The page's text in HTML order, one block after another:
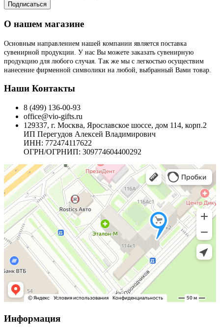
Подписаться
О нашем магазине
Основным направлением нашей компании является поставка
сувенирной продукции. У нас Вы можете заказать сувенирную
продукцию для любого случая. Так же мы с легкостью осуществим
нанесение фирменной символики на любой, выбранный Вами товар.
Наши Контакты
8 (499) 136-00-93
office@vio-gifts.ru
129337, г. Москва, Ярославское шоссе, дом 114, корп.2
ИП Перегудов Алексей Владимирович
ИНН: 772474117622
ОГРН/ОГРНИП: 309774604400292
Информация